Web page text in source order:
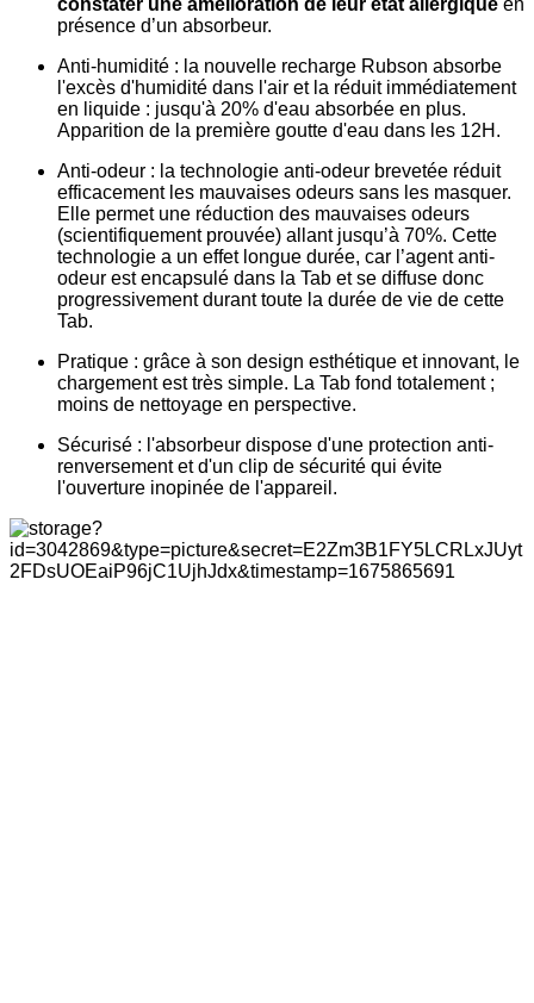
constater une amélioration de leur état allergique en
présence d’un absorbeur.
Anti-humidité : la nouvelle recharge Rubson absorbe
l'excès d'humidité dans l'air et la réduit immédiatement
en liquide : jusqu'à 20% d'eau absorbée en plus.
Apparition de la première goutte d'eau dans les 12H.
Anti-odeur : la technologie anti-odeur brevetée réduit
efficacement les mauvaises odeurs sans les masquer.
Elle permet une réduction des mauvaises odeurs
(scientifiquement prouvée) allant jusqu’à 70%. Cette
technologie a un effet longue durée, car l’agent anti-
odeur est encapsulé dans la Tab et se diffuse donc
progressivement durant toute la durée de vie de cette
Tab.
Pratique : grâce à son design esthétique et innovant, le
chargement est très simple. La Tab fond totalement ;
moins de nettoyage en perspective.
Sécurisé : l'absorbeur dispose d'une protection anti-
renversement et d'un clip de sécurité qui évite
l'ouverture inopinée de l'appareil.